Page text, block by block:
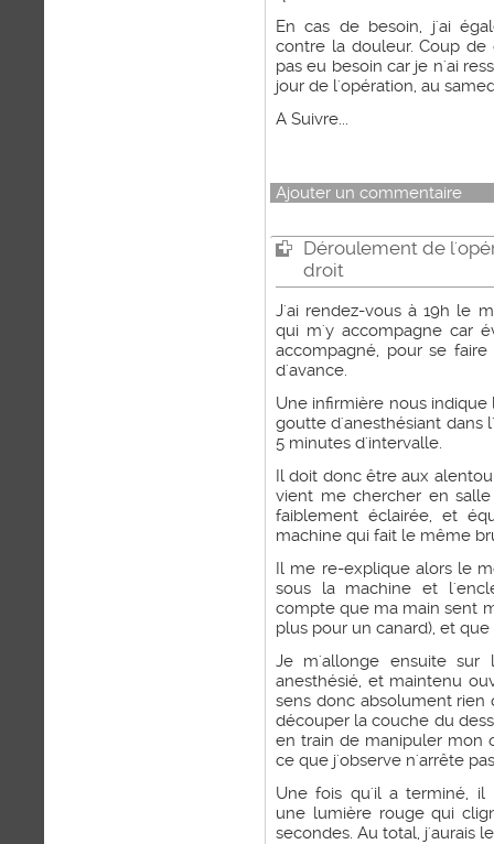
En cas de besoin, j'ai
contre la douleur. Coup
pas eu besoin car je n'ai
jour de l'opération, au
A Suivre...
Ajouter un commentaire
Déroulement de
droit
J'ai rendez-vous à 19h le
qui m'y accompagne car
accompagné, pour se
d'avance.
Une infirmière nous
goutte d'anesthésiant dans
5 minutes d'intervalle.
Il doit donc être aux
vient me chercher en
faiblement éclairée, et
machine qui fait le même
Il me re-explique alors le
sous la machine et
compte que ma main sent
plus pour un canard), et
Je m'allonge ensuite
anesthésié, et maintenu
sens donc absolument
découper la couche du
en train de manipuler mon
ce que j'observe n'arrête
Une fois qu'il a terminé, il
une lumière rouge qui
secondes. Au total, j'aurais